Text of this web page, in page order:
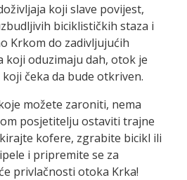
koji slave povijest,
biciklističkih staza i
Krkom do zadivljujućih
koji oduzimaju dah, otok je
čeka da bude otkriven.
možete zaroniti, nema
posjetitelju ostaviti trajne
kofere, zgrabite bicikl ili
i pripremite se za
privlačnosti otoka Krka!